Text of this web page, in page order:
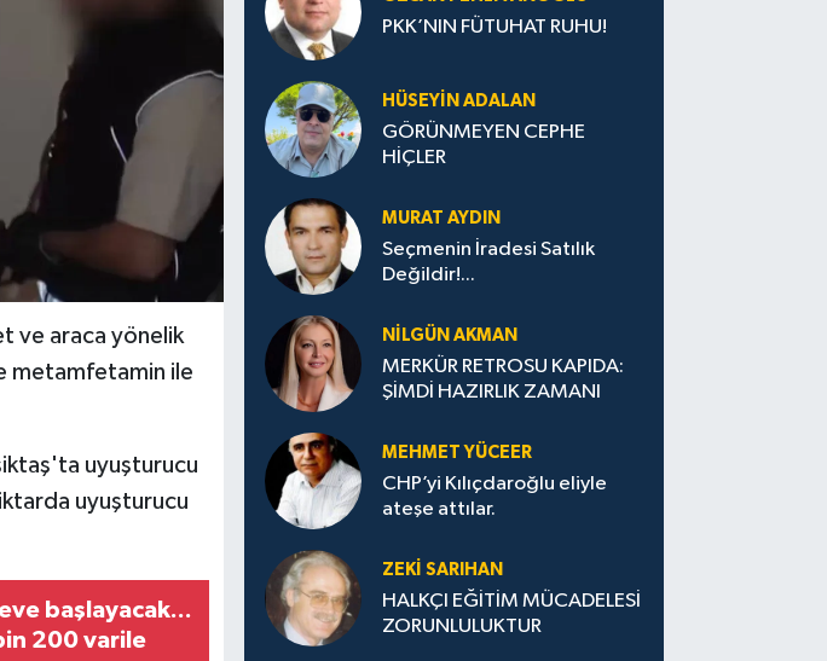
ve araca yönelik
metamfetamin ile
uyuşturucu
uyuşturucu
başlayacak...
200 varile
PKK’NIN FÜTUHAT RUHU!
HÜSEYIN ADALAN
GÖRÜNMEYEN CEPHE
HİÇLER
MURAT AYDIN
Seçmenin İradesi Satılık
Değildir!...
NILGÜN AKMAN
MERKÜR RETROSU KAPIDA:
ŞİMDİ HAZIRLIK ZAMANI
MEHMET YÜCEER
CHP’yi Kılıçdaroğlu eliyle
ateşe attılar.
ZEKI SARIHAN
HALKÇI EĞİTİM MÜCADELESİ
ZORUNLULUKTUR